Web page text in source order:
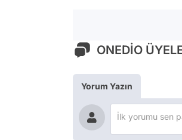
ONEDİO
Yorum Yazın